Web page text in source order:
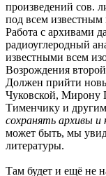
произведений сов.
под всем
Работа с архивами
радиоуглеродный
известными всем
Возрождения
Должен прийти
Чуковской, Мирону
Тименчику и
сохранять архивы и
может быть, мы
литературы.
Там будет и ещё не